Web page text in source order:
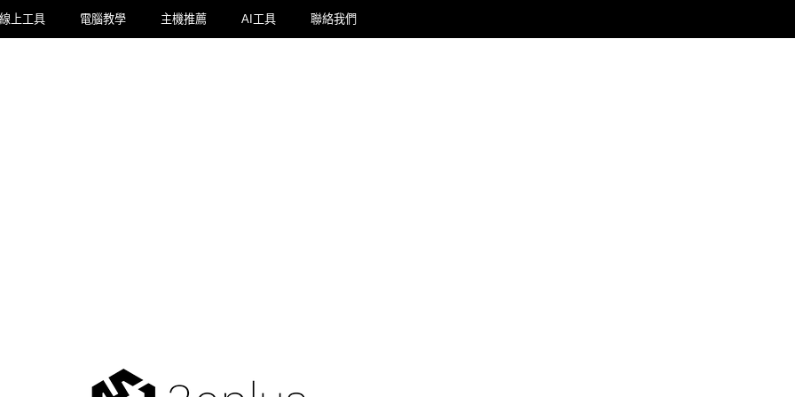
線上工具 電腦教學 主機推薦 AI工具 聯絡我們